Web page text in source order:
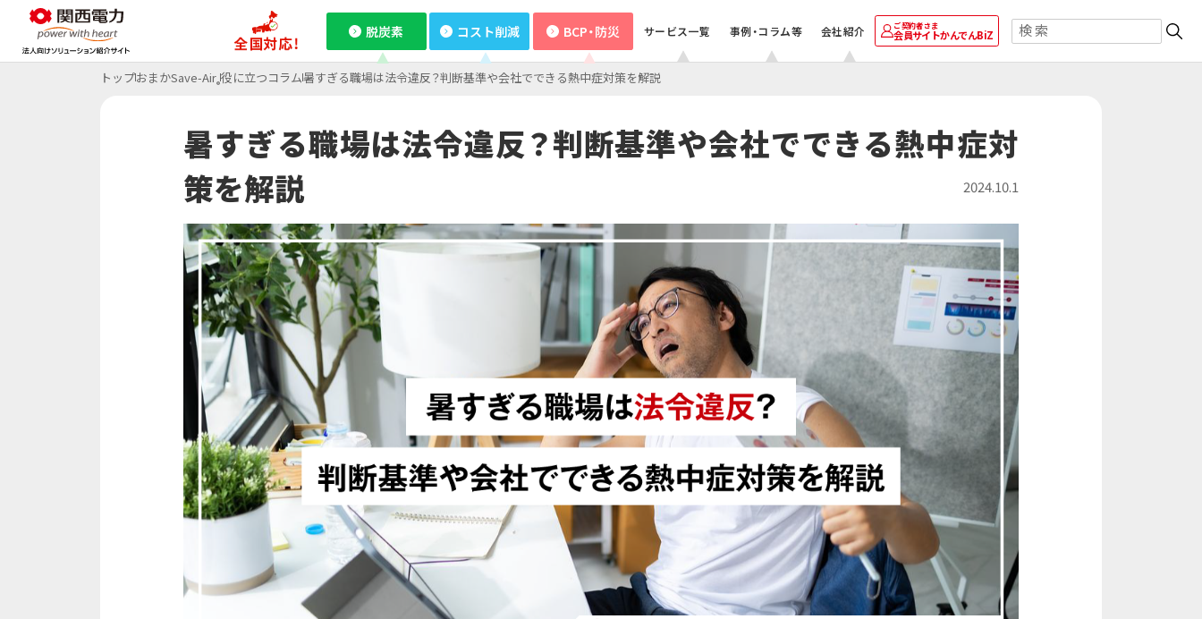
脱炭素
特集ページ サービス
太陽光とセットで更なるコスト削減・脱炭素
蓄電池オンサイトサービス
車両・充電器もまるっとおまかせ
EVパッケージサービス
キユーピー株式会社
太陽光発電・おまかSave-Air
トッパン・フォームズ
その他の採用事例を見る
コスト削減
特集ページ サービス
®
データの見える化で歩留まり改善
K-DXソリューション
省エネ行動の習慣化から
設備の一元管理まで
エネルーク
コーナン商事株式会社
おまかSave-Air
株式会社エイチ・ツー・オー
その他の採用事例を見る
BCP・防災
特集ページ サービス
従業員の安否確認から集計まで自動化
安否確認システム
非常用発電機のテスト・メンテナンス
非常用発電機負荷試験サービス
ロジグループ本社
安否確認システム
地方独立行政法人
その他の採用事例を見る
サービス一覧
課題から探す
脱炭素 コスト削減 BCP・防災
業種から探す
病院・医療機関
物流・運輸業 その他
事例・コラム等 会社紹介
関西電力の特徴
電気・ガスについて
お問い合わせ
ご契約者さま
会員サイトかんでんBiZ
トップおまかSave-Air®役に立つコラム暑すぎる職場は法令違反？判断基準や会社でできる熱中症対策を解説
暑すぎる職場は法令違反？判断基準や会社でできる熱中症対
策を解説
2024.10.1